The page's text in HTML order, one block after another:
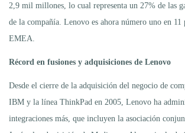
2,9 mil millones, lo cual representa un 27% de las
de la compañía. Lenovo es ahora número uno en 11
EMEA.
Récord en fusiones y adquisiciones de Lenovo
Desde el cierre de la adquisición del negocio de
IBM y la línea ThinkPad en 2005, Lenovo ha
integraciones más, que incluyen la asociación